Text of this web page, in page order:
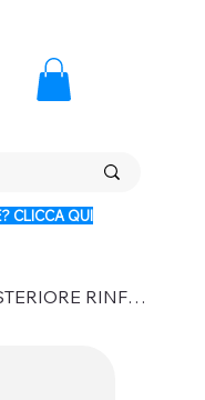
CLICCA QUI
CAMERA D'ARIA DA 12" POSTERIORE RINFORZATA